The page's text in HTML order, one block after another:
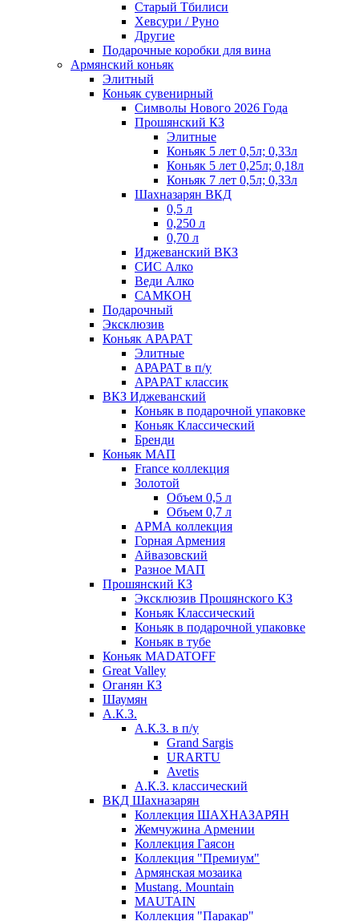
Старый Тбилиси
Хевсури / Руно
Другие
Подарочные коробки для вина
Армянский коньяк
Элитный
Коньяк сувенирный
Символы Нового 2026 Года
Прошянский КЗ
Элитные
Коньяк 5 лет 0,5л; 0,33л
Коньяк 5 лет 0,25л; 0,18л
Коньяк 7 лет 0,5л; 0,33л
Шахназарян ВКД
0,5 л
0,250 л
0,70 л
Иджеванский ВКЗ
СИС Алко
Веди Алко
САМКОН
Подарочный
Эксклюзив
Коньяк АРАРАТ
Элитные
АРАРАТ в п/у
АРАРАТ классик
ВКЗ Иджеванский
Коньяк в подарочной упаковке
Коньяк Классический
Бренди
Коньяк МАП
France коллекция
Золотой
Объем 0,5 л
Объем 0,7 л
АРМА коллекция
Горная Армения
Айвазовский
Разное МАП
Прошянский КЗ
Эксклюзив Прошянского КЗ
Коньяк Классический
Коньяк в подарочной упаковке
Коньяк в тубе
Коньяк MADATOFF
Great Valley
Оганян КЗ
Шаумян
А.К.З.
А.К.З. в п/у
Grand Sargis
URARTU
Avetis
А.К.З. классический
ВКД Шахназарян
Коллекция ШАХНАЗАРЯН
Жемчужина Армении
Коллекция Гаясон
Коллекция "Премиум"
Армянская мозаика
Mustang. Mountain
MAUTAIN
Коллекция "Паракар"